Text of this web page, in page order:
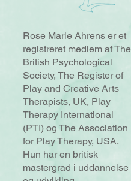
Rose Marie Ahrens er et
registreret medlem af The
British Psychological
Society, The Register of
Play and Creative Arts
Therapists, UK, Play
Therapy International
(PTI) og The Association
for Play Therapy, USA.
Hun har en britisk
mastergrad i uddannelse